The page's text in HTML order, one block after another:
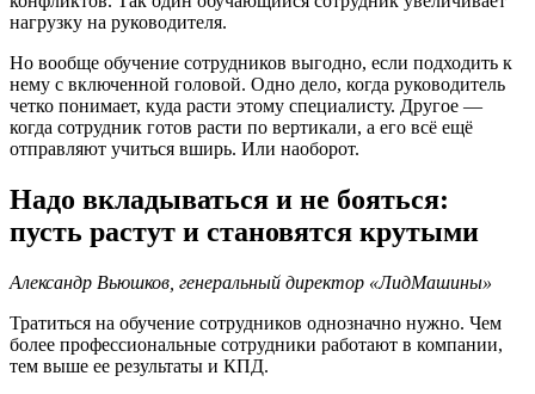
нагрузку на руководителя.
Но вообще обучение сотрудников выгодно, если подходить к
нему с включенной головой. Одно дело, когда руководитель
четко понимает, куда расти этому специалисту. Другое —
когда сотрудник готов расти по вертикали, а его всё ещё
отправляют учиться вширь. Или наоборот.
Надо вкладываться и не бояться:
пусть растут и становятся крутыми
Александр Вьюшков, генеральный директор «ЛидМашины»
Тратиться на обучение сотрудников однозначно нужно. Чем
более профессиональные сотрудники работают в компании,
тем выше ее результаты и КПД.